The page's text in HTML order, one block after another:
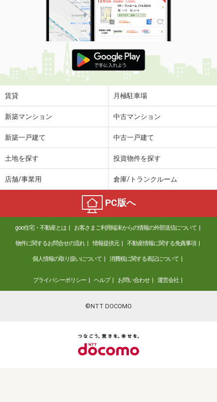
賃貸 月極駐車場
新築マンション 中古マンション
新築一戸建て 中古一戸建て
土地を探す 投資物件を探す
店舗/事業用 倉庫/トランクルーム
PC版へ
goo住宅・不動産とは お客さまご利用端末からの情報の外部送信について
物件に関するお問合せの流れ 情報提供元 不動産情報に関する免責事項
個人情報の取り扱いについて 消費税に関する表記について
プライバシーポリシー ヘルプ お問い合わせ 運営会社
©NTT DOCOMO